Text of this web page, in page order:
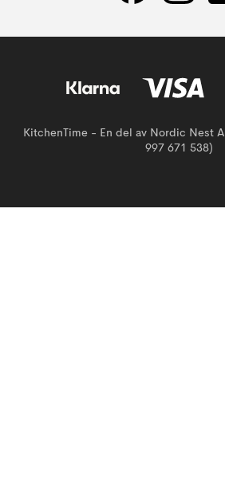
KitchenTime - En del av Nordic Nest
997 671 538)